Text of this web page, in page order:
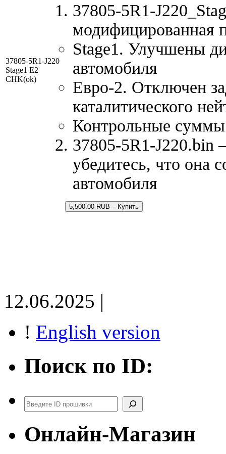
37805-5R1-J220
Stage1 E2
CHK(ok)
37805-5R1-
модифицированная
Stage1. Улучшены
автомобиля
Евро-2. Отключен
каталитического
Контрольные
37805-5R1-J220.bin
убедитесь, что она
автомобиля
5,500.00 RUB – Купить
12.06.2025 |
! English version
Поиск по ID:
Поиск
Онлайн-Магазин